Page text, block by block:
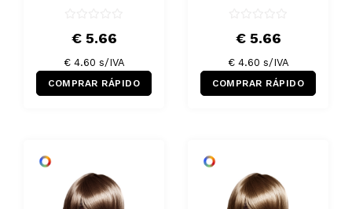
€ 5.66
€ 4.60 s/IVA
COMPRAR RÁPIDO
€ 5.66
€ 4.60 s/IVA
COMPRAR RÁPIDO